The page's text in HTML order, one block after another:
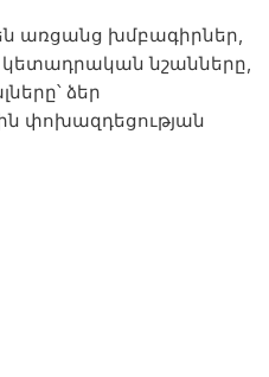
առցանց խմբագիրներ,
կետադրական նշանները,
ձեր
փոխազդեցության